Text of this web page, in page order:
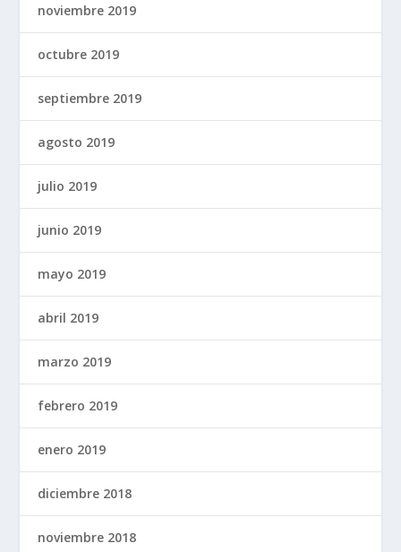
noviembre 2019
octubre 2019
septiembre 2019
agosto 2019
julio 2019
junio 2019
mayo 2019
abril 2019
marzo 2019
febrero 2019
enero 2019
diciembre 2018
noviembre 2018